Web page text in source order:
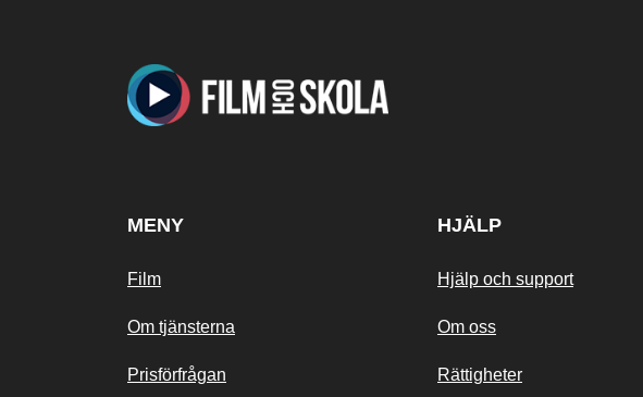
MENY
Film
Om tjänsterna
Prisförfrågan
HJÄLP
Hjälp och support
Om oss
Rättigheter